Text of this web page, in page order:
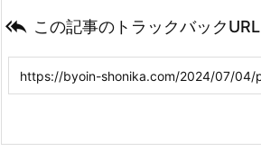
 この記事のトラックバックURL